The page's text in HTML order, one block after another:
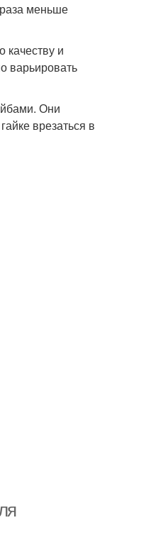
меньше
качеству и
варьировать
Они
врезаться в